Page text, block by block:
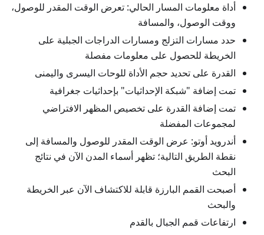
أداة معلومات المسار الحالي: تعرض الوقت المقدر للوصول،
ووقت الوصول، والمسافة
حدد مسارات التزلج ومسارات الدراجات الجبلية على
الخريطة للحصول على معلومات مفصلة
القدرة على تحديد حجم الأداة للوحات اليسرى واليمنى
تمت إضافة "شبكة الإحداثيات" بإحداثيات جغرافية
تمت إضافة القدرة على تخصيص المظهر الافتراضي
لمجموعات المفضلة
أندرويد أوتو: عرض الوقت المقدر للوصول والمسافة إلى
نقطة الطريق التالية؛ تظهر أسماء المدن الآن في نتائج
البحث
أصبحت القمم البارزة قابلة للاكتشاف الآن عبر الخريطة
والبحث
ارتفاعات قمم الجبال بالقدم